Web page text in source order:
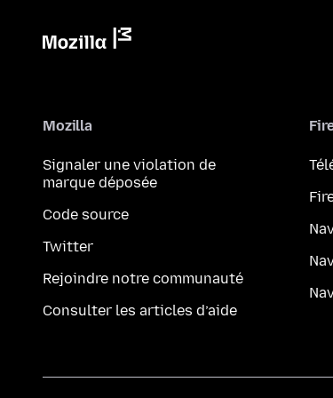
Mozilla
Signaler une violation de
marque déposée
Code source
Twitter
Rejoindre notre communauté
Consulter les articles d’aide